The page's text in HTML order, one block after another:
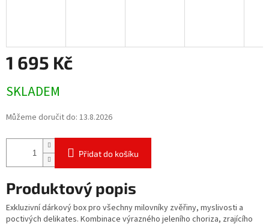
1 695 Kč
cena:
SKLADEM
Můžeme doručit do: 13.8.2026
Přidat do košíku
Produktový popis
Exkluzivní dárkový box pro všechny milovníky zvěřiny, myslivosti a
poctivých delikates. Kombinace výrazného jeleního choriza, zrajícího